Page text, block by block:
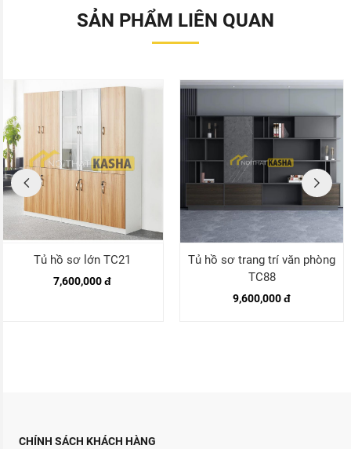
SẢN PHẨM LIÊN QUAN
Tủ hồ sơ lớn TC21
7,600,000 đ
Tủ hồ sơ trang trí văn phòng
TC88
9,600,000 đ
CHÍNH SÁCH KHÁCH HÀNG